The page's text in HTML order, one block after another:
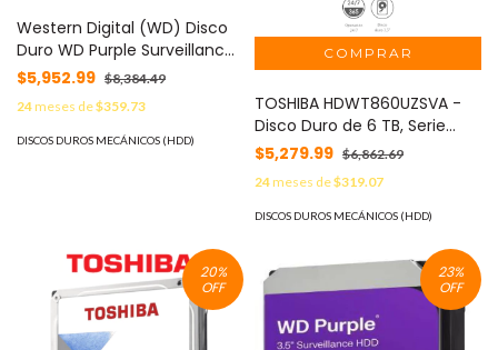
Western Digital (WD) Disco
Duro WD Purple Surveillance
/ 4TB / SATA 6Gb/s / 3.5" /
Tecnología AllFrame / 180TB
año Workload / Soporte 64
Cámaras HD / 16 Bays /
$5,952.99 $8,384.49
24meses de$359.73
DISCOS DUROS MECÁNICOS (HDD)
TOSHIBA HDWT860UZSVA -
Disco Duro de 6 TB, Serie
S300 especial para
videovigilancia, ideal para
trabajo 24/7, interfaz SATA
3.5", 5400 rpm, 128 MB, hasta
$5,279.99 $6,862.69
24meses de$319.07
DISCOS DUROS MECÁNICOS (HDD)
20%
OFF
23%
OFF